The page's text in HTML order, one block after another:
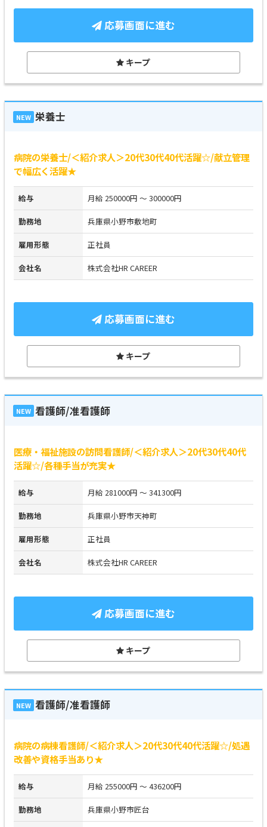
応募画面に進む
キープ
NEW 栄養士
病院の栄養士/＜紹介求人＞20代30代40代活躍☆/献立管理
で幅広く活躍★
給与 月給 250000円 ～ 300000円
勤務地 兵庫県小野市敷地町
雇用形態 正社員
会社名 株式会社HR CAREER
応募画面に進む
キープ
NEW 看護師/准看護師
医療・福祉施設の訪問看護師/＜紹介求人＞20代30代40代
活躍☆/各種手当が充実★
給与 月給 281000円 ～ 341300円
勤務地 兵庫県小野市天神町
雇用形態 正社員
会社名 株式会社HR CAREER
応募画面に進む
キープ
NEW 看護師/准看護師
病院の病棟看護師/＜紹介求人＞20代30代40代活躍☆/処遇
改善や資格手当あり★
給与 月給 255000円 ～ 436200円
勤務地 兵庫県小野市匠台